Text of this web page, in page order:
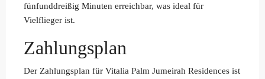
fünfunddreißig Minuten erreichbar, was ideal für
Vielflieger ist.
Zahlungsplan
Der Zahlungsplan für Vitalia Palm Jumeirah Residences ist